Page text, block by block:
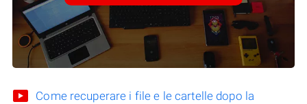
Come recuperare i file e le cartelle dopo la